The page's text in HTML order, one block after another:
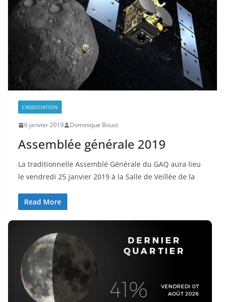
L'ASSOCIATION
6 janvier 2019 Dominique Boust
Assemblée générale 2019
La traditionnelle Assemblé Générale du GAQ aura lieu
le vendredi 25 janvier 2019 à la Salle de Veillée de la
Read More